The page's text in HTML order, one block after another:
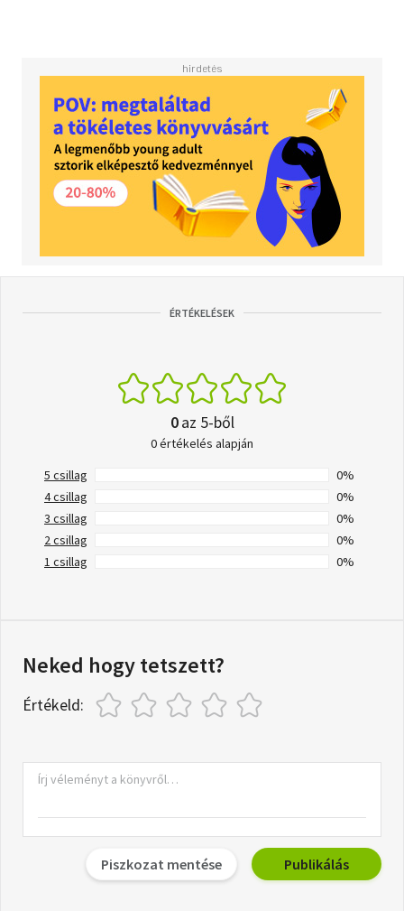
ÉRTÉKELÉSEK
0az 5-ből
0 értékelés alapján
5 csillag
0%
4 csillag
0%
3 csillag
0%
2 csillag
0%
1 csillag
0%
Neked hogy tetszett?
Értékeld:
Piszkozat mentése Publikálás